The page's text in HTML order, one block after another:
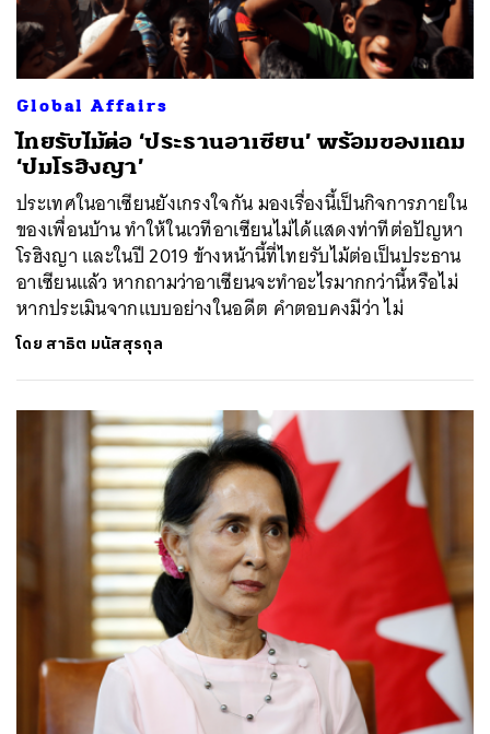
Global Affairs
ไทยรับไม้ต่อ ‘ประธานอาเซียน’ พร้อมของแถม
‘ปมโรฮิงญา’
ประเทศในอาเซียนยังเกรงใจกัน มองเรื่องนี้เป็นกิจการภายใน
ของเพื่อนบ้าน ทำให้ในเวทีอาเซียนไม่ได้แสดงท่าทีต่อปัญหา
โรฮิงญา และในปี 2019 ข้างหน้านี้ที่ไทยรับไม้ต่อเป็นประธาน
อาเซียนแล้ว หากถามว่าอาเซียนจะทำอะไรมากกว่านี้หรือไม่
หากประเมินจากแบบอย่างในอดีต คำตอบคงมีว่า ไม่
โดย สาธิต มนัสสุรกุล